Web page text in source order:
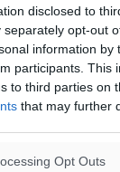
disclosed to
separately opt-out
information by
participants. This
to third parties on
that may further
Opt Outs
Email
μου για